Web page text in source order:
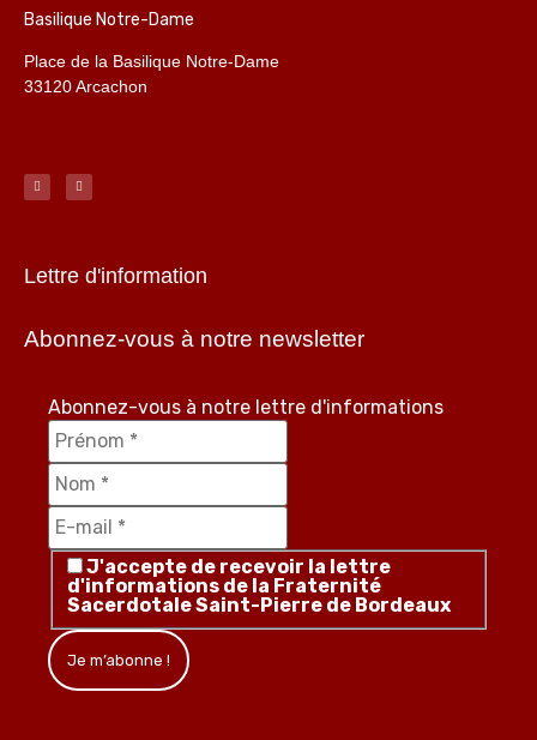
Basilique Notre-Dame
Place de la Basilique Notre-Dame
33120 Arcachon
Lettre d'information
Abonnez-vous à notre newsletter
Abonnez-vous à notre lettre d'informations
J'accepte de recevoir la lettre
d'informations de la Fraternité
Sacerdotale Saint-Pierre de Bordeaux